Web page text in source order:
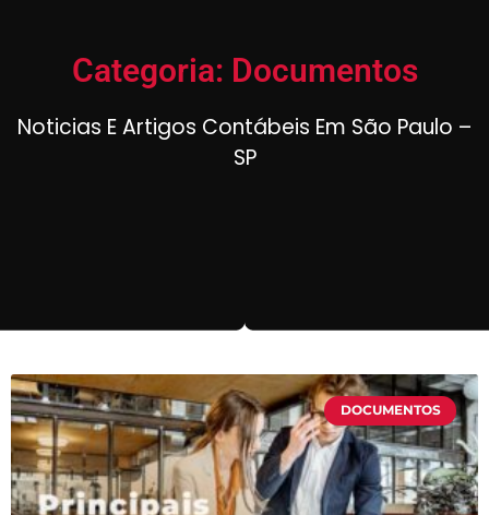
Categoria: Documentos
Noticias E Artigos Contábeis Em São Paulo –
SP
DOCUMENTOS